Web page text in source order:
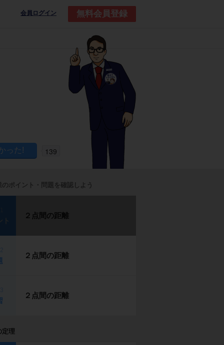
会員ログイン 無料会員登録
139
のポイント・問題を確認しよう
２点間の距離
２点間の距離
２点間の距離
定理